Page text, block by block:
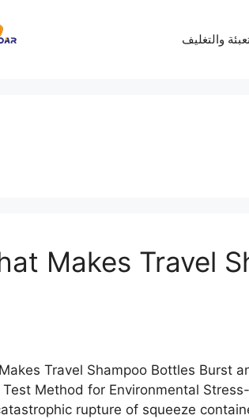
والتغليف
Makes Travel
Travel Shampoo Bottles Burst
Method for Environmental
rupture of squeeze